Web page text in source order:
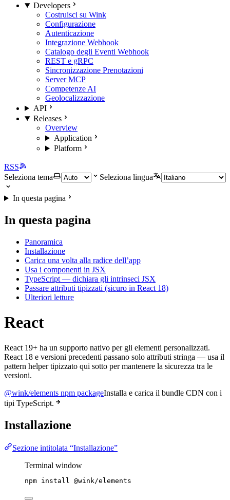
Developers
Costruisci su Wink
Configurazione
Autenticazione
Integrazione Webhook
Catalogo degli Eventi Webhook
REST e gRPC
Sincronizzazione Prenotazioni
Server MCP
Competenze AI
Geolocalizzazione
API
Releases
Overview
Application
Platform
RSS
Seleziona tema
Seleziona lingua
In questa pagina
In questa pagina
Panoramica
Installazione
Carica una volta alla radice dell’app
Usa i componenti in JSX
TypeScript — dichiara gli intrinseci JSX
Passare attributi tipizzati (sicuro in React 18)
Ulteriori letture
React
React 19+ ha un supporto nativo per gli elementi personalizzati.
React 18 e versioni precedenti passano solo attributi stringa — usa il
pattern helper tipizzato qui sotto per mantenere la sicurezza tra le
versioni.
@wink/elements npm packageInstalla e carica il bundle CDN con i
tipi TypeScript.
Installazione
Sezione intitolata “Installazione”
Terminal window
npm install @wink/elements